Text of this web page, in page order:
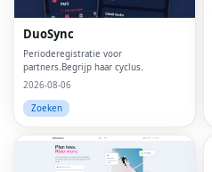
DuoSync
Perioderegistratie voor
partners.Begrijp haar cyclus.
2026-08-06
Zoeken